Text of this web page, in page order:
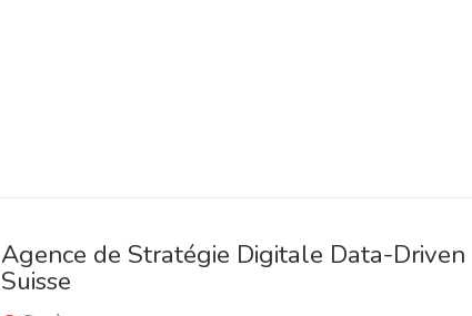
Agence de Stratégie Digitale Data-Driven
Suisse